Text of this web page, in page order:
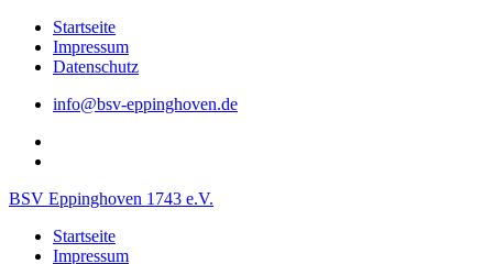
Skip
content
Startseite
Impressum
Datenschutz
info@bsv-eppinghoven.de
bei
Eppinghoven
Twitter
BSV Eppinghoven 1743 e.V.
Startseite
Impressum